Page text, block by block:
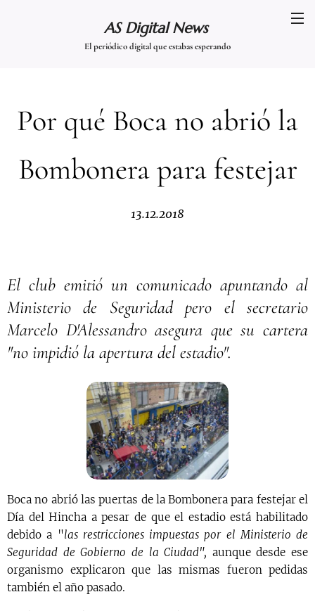
AS Digital News
El periódico digital que estabas esperando
Por qué Boca no abrió la
Bombonera para festejar
13.12.2018
El club emitió un comunicado apuntando al
Ministerio de Seguridad pero el secretario
Marcelo D'Alessandro asegura que su cartera
"no impidió la apertura del estadio".
Boca no abrió las puertas de la Bombonera para festejar el
Día del Hincha a pesar de que el estadio está habilitado
debido a "las restricciones impuestas por el Ministerio de
Seguridad de Gobierno de la Ciudad", aunque desde ese
organismo explicaron que las mismas fueron pedidas
también el año pasado.